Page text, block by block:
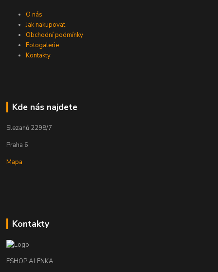
O nás
Jak nakupovat
Obchodní podmínky
Fotogalerie
Kontakty
Kde nás najdete
Slezanů 2298/7
Praha 6
Mapa
Kontakty
ESHOP ALENKA